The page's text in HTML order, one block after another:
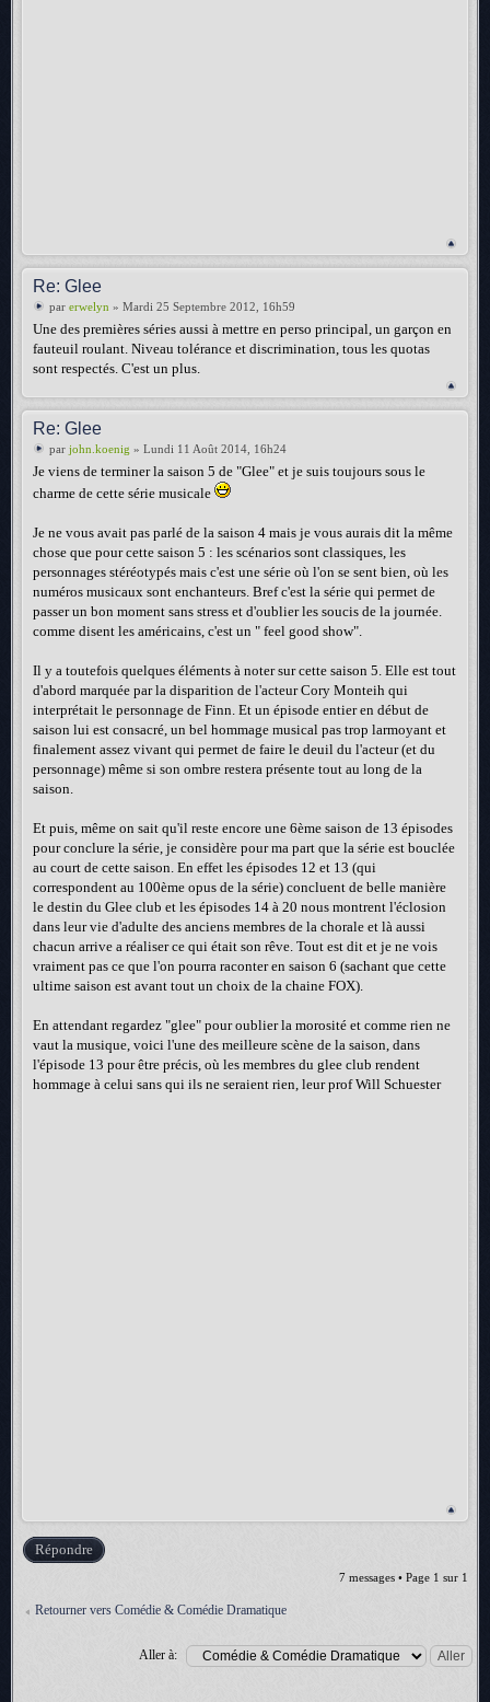
Re: Glee
par erwelyn » Mardi 25 Septembre 2012, 16h59
Une des premières séries aussi à mettre en perso principal, un garçon en
fauteuil roulant. Niveau tolérance et discrimination, tous les quotas
sont respectés. C'est un plus.
Re: Glee
par john.koenig » Lundi 11 Août 2014, 16h24
Je viens de terminer la saison 5 de "Glee" et je suis toujours sous le
charme de cette série musicale
Je ne vous avait pas parlé de la saison 4 mais je vous aurais dit la même
chose que pour cette saison 5 : les scénarios sont classiques, les
personnages stéréotypés mais c'est une série où l'on se sent bien, où les
numéros musicaux sont enchanteurs. Bref c'est la série qui permet de
passer un bon moment sans stress et d'oublier les soucis de la journée.
comme disent les américains, c'est un " feel good show".
Il y a toutefois quelques éléments à noter sur cette saison 5. Elle est tout
d'abord marquée par la disparition de l'acteur Cory Monteih qui
interprétait le personnage de Finn. Et un épisode entier en début de
saison lui est consacré, un bel hommage musical pas trop larmoyant et
finalement assez vivant qui permet de faire le deuil du l'acteur (et du
personnage) même si son ombre restera présente tout au long de la
saison.
Et puis, même on sait qu'il reste encore une 6ème saison de 13 épisodes
pour conclure la série, je considère pour ma part que la série est bouclée
au court de cette saison. En effet les épisodes 12 et 13 (qui
correspondent au 100ème opus de la série) concluent de belle manière
le destin du Glee club et les épisodes 14 à 20 nous montrent l'éclosion
dans leur vie d'adulte des anciens membres de la chorale et là aussi
chacun arrive a réaliser ce qui était son rêve. Tout est dit et je ne vois
vraiment pas ce que l'on pourra raconter en saison 6 (sachant que cette
ultime saison est avant tout un choix de la chaine FOX).
En attendant regardez "glee" pour oublier la morosité et comme rien ne
vaut la musique, voici l'une des meilleure scène de la saison, dans
l'épisode 13 pour être précis, où les membres du glee club rendent
hommage à celui sans qui ils ne seraient rien, leur prof Will Schuester
Répondre
7 messages • Page 1 sur 1
Retourner vers Comédie & Comédie Dramatique
Aller à: